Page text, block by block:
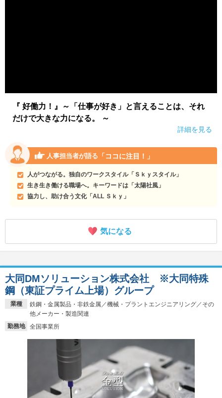
『 好働力！』～「仕事が好き」と言えることは、それ
だけで大きな力になる。 ～
詳細を見る
人事担当者が語る 「ココに注目！」
人がつながる。独自のワークスタイル「Ｓｋｙスタイル」
生き生き働ける職場へ。キーワードは「太陽社風」
協力し、助け合う文化「ALL Ｓｋｙ」
気になる
業種
鉄鋼・金属製品・非鉄金属／機械・プラントエンジニアリング／その
他メーカー・製造関連
勤務地
全国事業所
大同DMソリューション株式会社 ※大同特殊
鋼（東証プライム上場）グループ